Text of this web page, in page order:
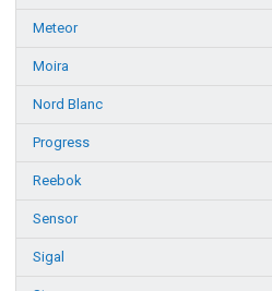
Meteor
Moira
Nord Blanc
Progress
Reebok
Sensor
Sigal